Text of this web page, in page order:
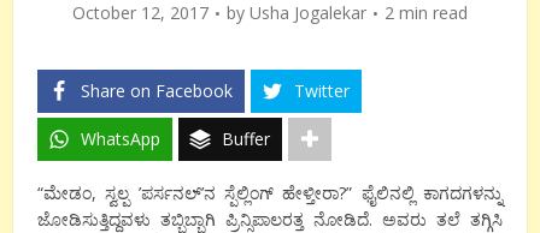
October 12, 2017 by Usha Jogalekar 2 min read
Share on Facebook Twitter
WhatsApp Buffer
“ಮೇಡಂ, ಸ್ವಲ್ಪ ’ಪರ್ಸನಲ್’ನ ಸ್ಪೆಲ್ಲಿಂಗ್ ಹೇಳ್ತೀರಾ?” ಫೈಲಿನಲ್ಲಿ ಕಾಗದಗಳನ್ನು
ಜೋಡಿಸುತ್ತಿದ್ದವಳು ತಬ್ಬಿಬ್ಬಾಗಿ ಪ್ರಿನ್ಸಿಪಾಲರತ್ತ ನೋಡಿದೆ. ಅವರು ತಲೆ ತಗ್ಗಿಸಿ